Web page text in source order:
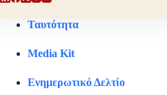
Ταυτότητα
Media Kit
Ενημερωτικό Δελτίο